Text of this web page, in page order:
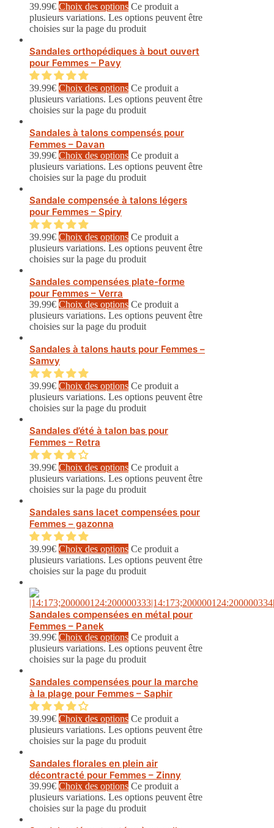
39.99€ Choix des options Ce produit a
plusieurs variations. Les options peuvent être
choisies sur la page du produit
Sandales orthopédiques à bout ouvert
pour Femmes – Pavy
39.99€ Choix des options Ce produit a
plusieurs variations. Les options peuvent être
choisies sur la page du produit
Sandales à talons compensés pour
Femmes – Davan
39.99€ Choix des options Ce produit a
plusieurs variations. Les options peuvent être
choisies sur la page du produit
Sandale compensée à talons légers
pour Femmes – Spiry
39.99€ Choix des options Ce produit a
plusieurs variations. Les options peuvent être
choisies sur la page du produit
Sandales compensées plate-forme
pour Femmes – Verra
39.99€ Choix des options Ce produit a
plusieurs variations. Les options peuvent être
choisies sur la page du produit
Sandales à talons hauts pour Femmes –
Samvy
39.99€ Choix des options Ce produit a
plusieurs variations. Les options peuvent être
choisies sur la page du produit
Sandales d’été à talon bas pour
Femmes – Retra
39.99€ Choix des options Ce produit a
plusieurs variations. Les options peuvent être
choisies sur la page du produit
Sandales sans lacet compensées pour
Femmes – gazonna
39.99€ Choix des options Ce produit a
plusieurs variations. Les options peuvent être
choisies sur la page du produit
Sandales compensées en métal pour
Femmes – Panek
39.99€ Choix des options Ce produit a
plusieurs variations. Les options peuvent être
choisies sur la page du produit
Sandales compensées pour la marche
à la plage pour Femmes – Saphir
39.99€ Choix des options Ce produit a
plusieurs variations. Les options peuvent être
choisies sur la page du produit
Sandales florales en plein air
décontracté pour Femmes – Zinny
39.99€ Choix des options Ce produit a
plusieurs variations. Les options peuvent être
choisies sur la page du produit